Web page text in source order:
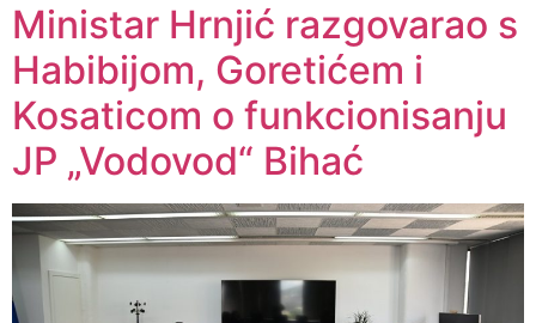
Ministar Hrnjić razgovarao s
Habibijom, Goretićem i
Kosaticom o funkcionisanju
JP „Vodovod“ Bihać